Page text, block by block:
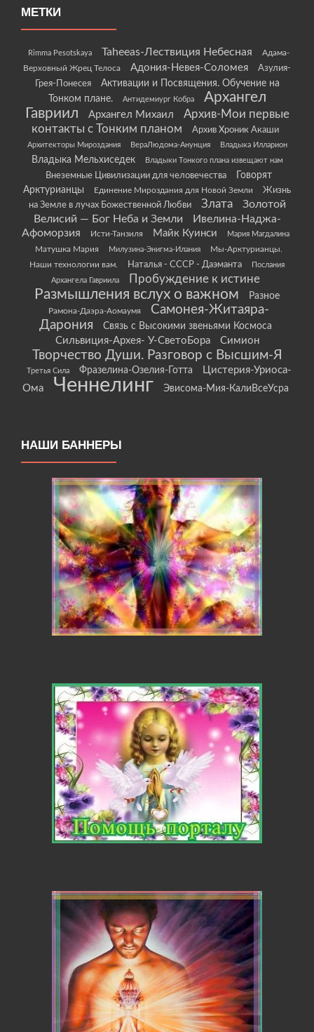
МЕТКИ
Rimma Pesotskaya Taheeas-Лествиция Небесная
Адама-
Верховный Жрец Телоса
Адония-Невея-Соломея
Азулия-
Грея-Понесея
Активации и Посвящения. Обучение на
Тонком плане.
Антидемиург Кобра
Архангел
Гавриил
Архангел Михаил
Архив-Мои первые
контакты с Тонким планом
Архив Хроник Акаши
Архитекторы Мироздания ВераЛюдома-Анунция Владыка Илларион
Владыка Мельхиседек Владыки Тонкого плана извещают нам
Внеземные Цивилизации для человечества
Говорят
Арктурианцы
Единение Мироздания для Новой Земли
Жизнь
на Земле в лучах Божественной Любви
Злата
Золотой
Велисий — Бог Неба и Земли
Ивелина-Наджа-
Афоморзия
Исти-Танзиля Майк Куинси Мария Магдалина
Матушка Мария Милузина-Энигма-Илания
Мы-Арктурианцы.
Наши технологии вам.
Наталья - СССР - Даэманта
Послания
Архангела Гавриила
Пробуждение к истине
Размышления вслух о важном Разное
Рамона-Даэра-Аомаумя
Самонея-Житаяра-
Дарония
Связь с Высокими звеньями Космоса
Сильвиция-Архея- У-СветоБора Симион
Творчество Души. Разговор с Высшим-Я
Третья Сила Фразелина-Озелия-Готта
Цистерия-Уриоса-
Ома
Ченнелинг Эвисома-Мия-КалиВсеУсра
НАШИ БАННЕРЫ